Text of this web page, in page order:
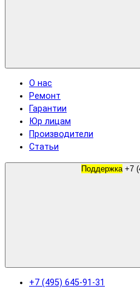
О нас
Ремонт
Гарантии
Юр лицам
Производители
Статьи
Поддержка
+7 (495) 645-91-31